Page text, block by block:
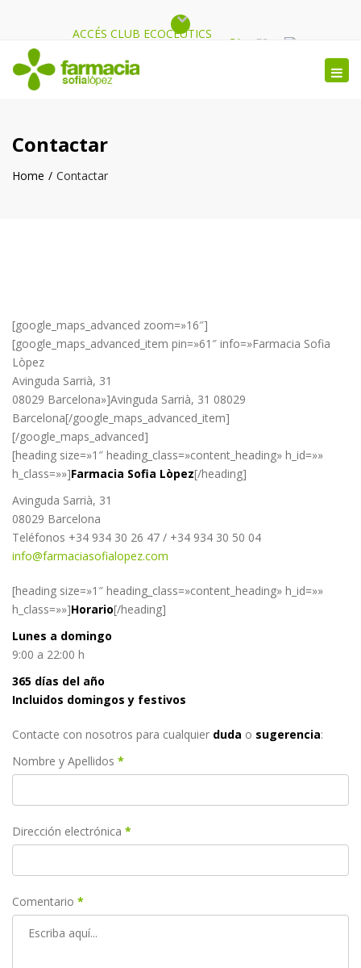
ACCÉS CLUB ECOCEUTICS
CA ES
Close
Contactar
Home Contactar
[google_maps_advanced zoom=»16″]
[google_maps_advanced_item pin=»61″ info=»Farmacia Sofia
Lòpez
Avinguda Sarrià, 31
08029 Barcelona»]Avinguda Sarrià, 31 08029
Barcelona[/google_maps_advanced_item]
[/google_maps_advanced]
[heading size=»1″ heading_class=»content_heading» h_id=»»
h_class=»»]Farmacia Sofia Lòpez[/heading]
Avinguda Sarrià, 31
08029 Barcelona
Teléfonos +34 934 30 26 47 / +34 934 30 50 04
info@farmaciasofialopez.com
[heading size=»1″ heading_class=»content_heading» h_id=»»
h_class=»»]Horario[/heading]
Lunes a domingo
9:00 a 22:00 h
365 días del año
Incluidos domingos y festivos
Contacte con nosotros para cualquier duda o sugerencia:
Nombre y Apellidos *
Dirección electrónica *
Comentario *